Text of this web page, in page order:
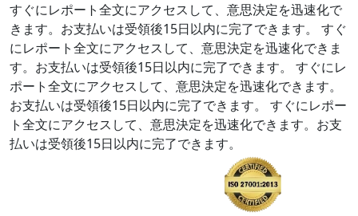
すぐにレポート全文にアクセスして、意思決定を迅速化で
きます。お支払いは受領後15日以内に完了できます。
すぐ
にレポート全文にアクセスして、意思決定を迅速化できま
す。お支払いは受領後15日以内に完了できます。
すぐにレ
ポート全文にアクセスして、意思決定を迅速化できます。
お支払いは受領後15日以内に完了できます。
すぐにレポー
ト全文にアクセスして、意思決定を迅速化できます。お支
払いは受領後15日以内に完了できます。